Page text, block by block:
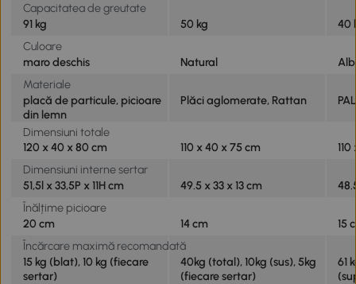
Capacitatea de greutate
91 kg
50 kg
40
Culoare
maro deschis
Natural
Materiale
placă de particule, picioare
din lemn
Plăci aglomerate, Rattan
Dimensiuni totale
120 x 40 x 80 cm
110 x 40 x 75 cm
Dimensiuni interne sertar
51,5l x 33,5P x 11H cm
49.5 x 33 x 13 cm
Înălțime picioare
20 cm
14 cm
15
Încărcare maximă recomandată
15 kg (blat), 10 kg (fiecare
sertar)
40kg (total), 10kg (sus), 5kg
(fiecare sertar)
61